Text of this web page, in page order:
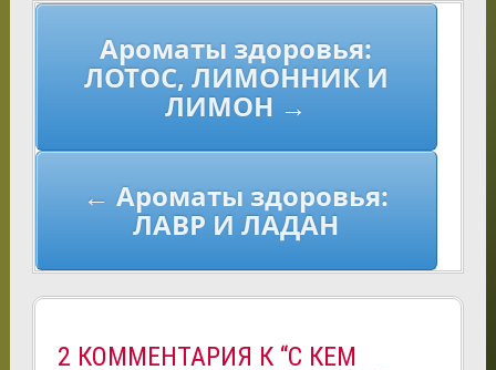
Навигация
записям
Ароматы здоровья:
ЛОТОС, ЛИМОННИК И
ЛИМОН →
← Ароматы здоровья:
ЛАВР И ЛАДАН
2 КОММЕНТАРИЯ К “С КЕМ